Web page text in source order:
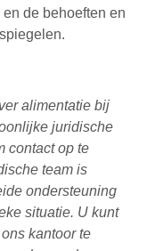
de behoeften en
alimentatie bij
juridische
contact op te
team is
ondersteuning
situatie. U kunt
kantoor te